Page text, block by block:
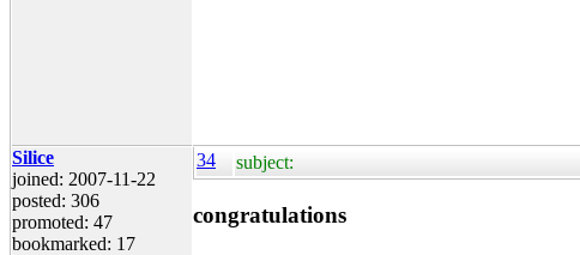
Silice
joined: 2007-11-22
posted: 306
promoted: 47
bookmarked: 17
34 subject:
congratulations